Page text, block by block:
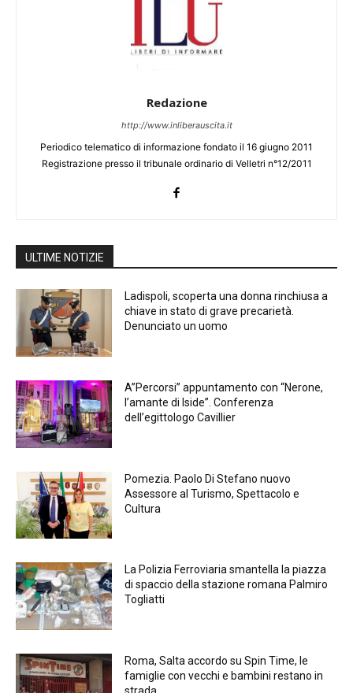
Redazione
http://www.inliberauscita.it
Periodico telematico di informazione fondato il 16 giugno 2011
Registrazione presso il tribunale ordinario di Velletri n°12/2011
ULTIME NOTIZIE
Ladispoli, scoperta una donna rinchiusa a
chiave in stato di grave precarietà.
Denunciato un uomo
A”Percorsi” appuntamento con “Nerone,
l’amante di Iside”. Conferenza
dell’egittologo Cavillier
Pomezia. Paolo Di Stefano nuovo
Assessore al Turismo, Spettacolo e
Cultura
La Polizia Ferroviaria smantella la piazza
di spaccio della stazione romana Palmiro
Togliatti
Roma, Salta accordo su Spin Time, le
famiglie con vecchi e bambini restano in